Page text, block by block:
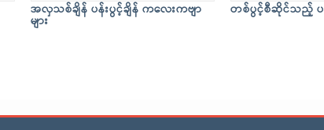
အလှသစ်ချိန် ပန်းပွင့်ချိန် ကလေးကဗျာ
များ
တစ်ပွင့်စီဆိုင်သည့် ပ